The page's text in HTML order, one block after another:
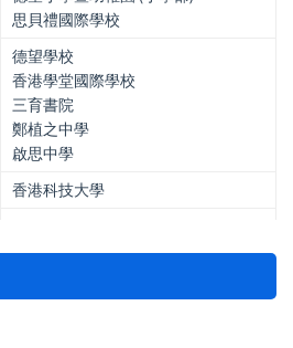
思貝禮國際學校
德望學校
香港學堂國際學校
三育書院
鄭植之中學
啟思中學
香港科技大學